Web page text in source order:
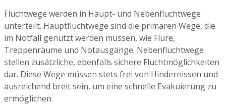
Fluchtwege werden in Haupt- und Nebenfluchtwege
unterteilt. Hauptfluchtwege sind die primären Wege, die
im Notfall genutzt werden müssen, wie Flure,
Treppenräume und Notausgänge. Nebenfluchtwege
stellen zusätzliche, ebenfalls sichere Fluchtmöglichkeiten
dar. Diese Wege müssen stets frei von Hindernissen und
ausreichend breit sein, um eine schnelle Evakuierung zu
ermöglichen.